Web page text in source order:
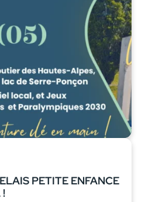
PETITE ENFANCE
!